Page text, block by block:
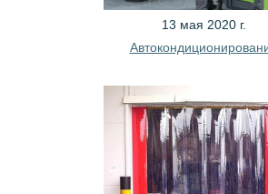
13 мая 2020 г.